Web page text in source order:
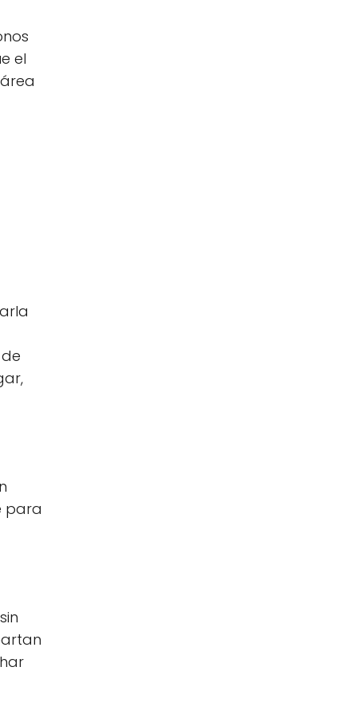
el
para